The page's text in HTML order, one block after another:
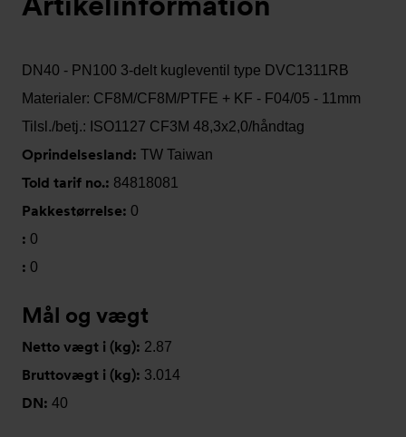
DN40 - PN100 3-delt kugleventil type DVC1311RB
Materialer: CF8M/CF8M/PTFE + KF - F04/05 - 11mm
Tilsl./betj.: ISO1127 CF3M 48,3x2,0/håndtag
Oprindelsesland: TW Taiwan
Told tarif no.: 84818081
Pakkestørrelse: 0
: 0
: 0
Mål og vægt
Netto vægt i (kg): 2.87
Bruttovægt i (kg): 3.014
DN: 40